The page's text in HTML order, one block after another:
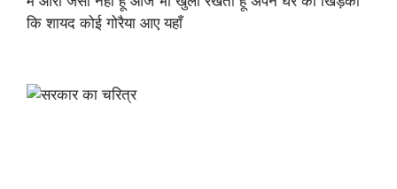
कि शायद कोई गोरैया आए यहाँ